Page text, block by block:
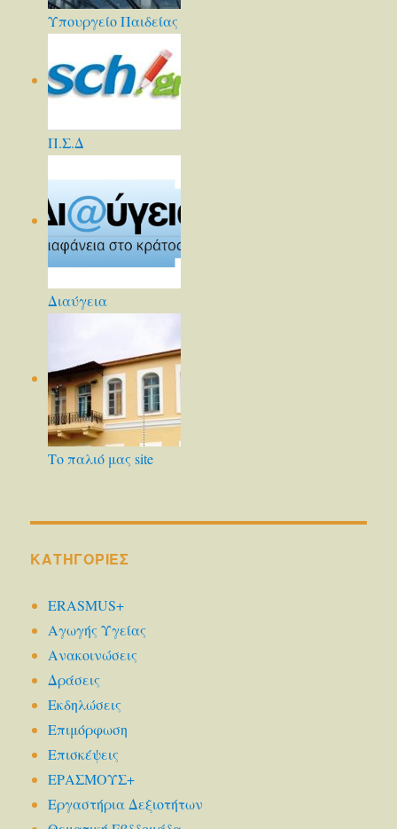
Υπουργείο Παιδείας
Π.Σ.Δ
Διαύγεια
Το παλιό μας site
KΑΤΗΓΟΡΊΕΣ
ERASMUS+
Αγωγής Υγείας
Ανακοινώσεις
Δράσεις
Εκδηλώσεις
Επιμόρφωση
Επισκέψεις
ΕΡΑΣΜΟΥΣ+
Εργαστήρια Δεξιοτήτων